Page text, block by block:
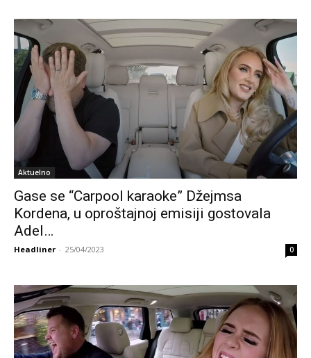
Aktuelno
Gase se “Carpool karaoke” Džejmsa
Kordena, u oproštajnoj emisiji gostovala
Adel…
Headliner - 25/04/2023 0